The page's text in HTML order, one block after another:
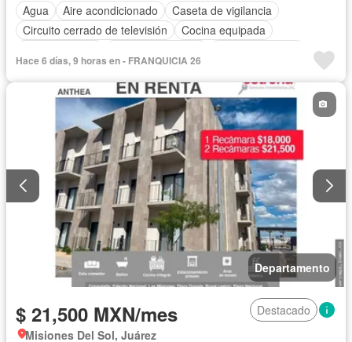
Agua
Aire acondicionado
Caseta de vigilancia
Circuito cerrado de televisión
Cocina equipada
Gas natural
Recámara con closet
Sin amueblar
Hace 6 días, 9 horas en - FRANQUICIA 26
Departamento
$ 21,500 MXN/mes
Destacado
Misiones Del Sol, Juárez